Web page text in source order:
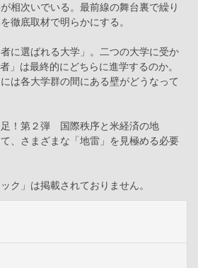
相次いでいる。最前線の舞台裏で繰り
徹底取材で明らかにする。
に選ばれる大学」。二つの大学に受か
」は最終的にどちらに進学するのか。
は各大学群の間にある壁がどうなって
！第２弾 国際秩序と米経済の地
、さまざまな「地雷」を見極める必要
ク」は掲載されておりません。